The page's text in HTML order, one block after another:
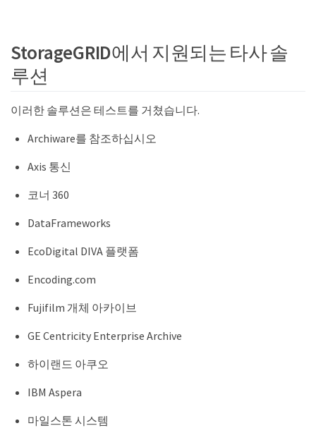
StorageGRID에서 지원되는 타사 솔
루션
이러한 솔루션은 테스트를 거쳤습니다.
Archiware를 참조하십시오
Axis 통신
코너 360
DataFrameworks
EcoDigital DIVA 플랫폼
Encoding.com
Fujifilm 개체 아카이브
GE Centricity Enterprise Archive
하이랜드 아쿠오
IBM Aspera
마일스톤 시스템